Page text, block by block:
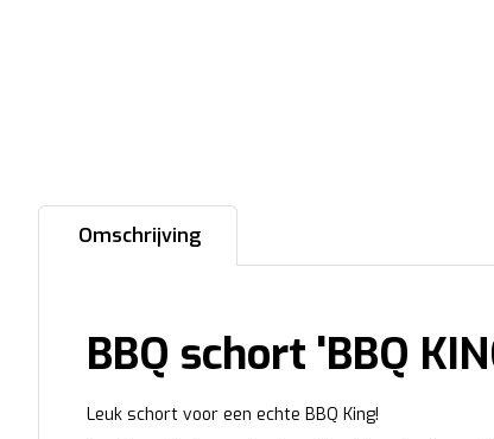
Omschrijving
BBQ schort 'BBQ
Leuk schort voor een echte BBQ King!